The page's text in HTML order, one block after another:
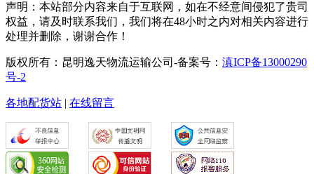
声明：本站部分内容来自于互联网，如在不经意间侵犯了贵司
权益，请及时联系我们，我们将在48小时之内对相关内容进行
处理并删除，谢谢合作！
版权所有：昆明逸天物流运输公司-备案号： 滇ICP备13000290
号-2
各地配货站 | 在线留言